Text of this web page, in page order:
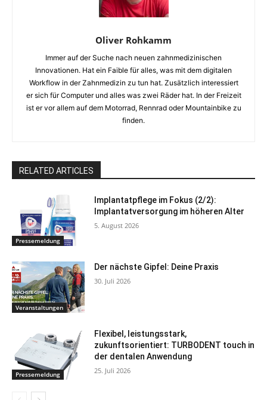
Oliver Rohkamm
Immer auf der Suche nach neuen zahnmedizinischen
Innovationen. Hat ein Faible für alles, was mit dem digitalen
Workflow in der Zahnmedizin zu tun hat. Zusätzlich interessiert
er sich für Computer und alles was zwei Räder hat. In der Freizeit
ist er vor allem auf dem Motorrad, Rennrad oder Mountainbike zu
finden.
RELATED ARTICLES
Pressemeldung
Implantatpflege im Fokus (2/2):
Implantatversorgung im höheren Alter
5. August 2026
Veranstaltungen
Der nächste Gipfel: Deine Praxis
30. Juli 2026
Pressemeldung
Flexibel, leistungsstark,
zukunftsorientiert: TURBODENT touch in
der dentalen Anwendung
25. Juli 2026